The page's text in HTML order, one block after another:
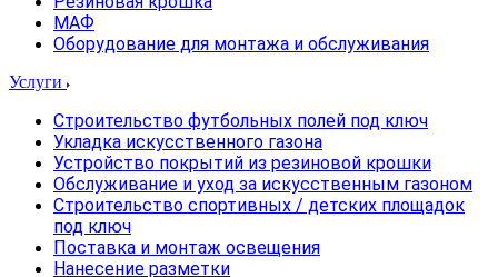
МАФ
Оборудование для монтажа и обслуживания
Услуги
Строительство футбольных полей под ключ
Укладка искусственного газона
Устройство покрытий из резиновой крошки
Обслуживание и уход за искусственным газоном
Строительство спортивных / детских площадок
под ключ
Поставка и монтаж освещения
Нанесение разметки